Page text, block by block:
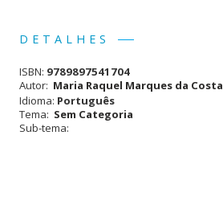
16,90 €.
DETALHES
ISBN: 9789897541704
Autor: Maria Raquel Marques da Costa
Idioma: Português
Tema: Sem Categoria
Sub-tema: